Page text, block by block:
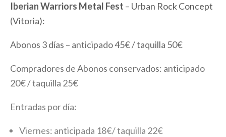
Iberian Warriors Metal Fest – Urban Rock Concept
(Vitoria):
Abonos 3 días – anticipado 45€ / taquilla 50€
Compradores de Abonos conservados: anticipado
20€ / taquilla 25€
Entradas por día:
Viernes: anticipada 18€/ taquilla 22€